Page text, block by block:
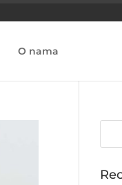
O nama